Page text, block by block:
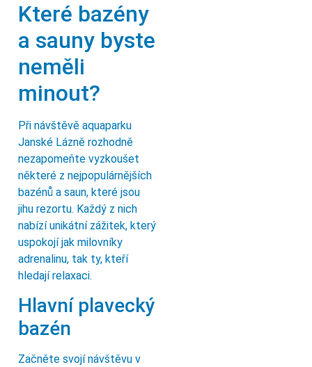
Které bazény
a sauny byste
neměli
minout?
Při návštěvě aquaparku
Janské Lázně rozhodně
nezapomeňte vyzkoušet
některé z nejpopulárnějších
bazénů a saun, které jsou
jihu rezortu. Každý z nich
nabízí unikátní zážitek, který
uspokojí jak milovníky
adrenalinu, tak ty, kteří
hledají relaxaci.
Hlavní plavecký
bazén
Začněte svojí návštěvu v